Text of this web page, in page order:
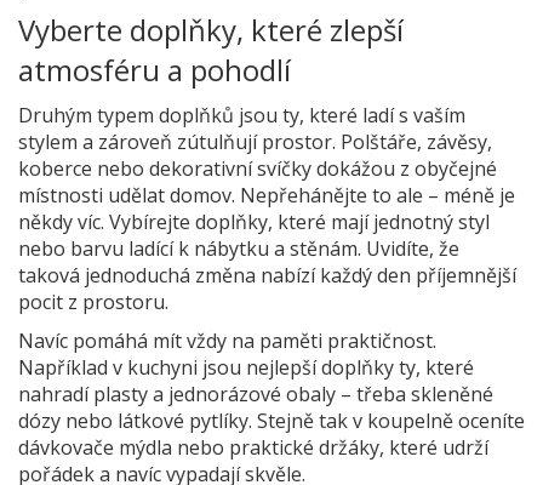
Vyberte doplňky, které zlepší
atmosféru a pohodlí
Druhým typem doplňků jsou ty, které ladí s vaším
stylem a zároveň zútulňují prostor. Polštáře, závěsy,
koberce nebo dekorativní svíčky dokážou z obyčejné
místnosti udělat domov. Nepřehánějte to ale – méně je
někdy víc. Vybírejte doplňky, které mají jednotný styl
nebo barvu ladící k nábytku a stěnám. Uvidíte, že
taková jednoduchá změna nabízí každý den příjemnější
pocit z prostoru.
Navíc pomáhá mít vždy na paměti praktičnost.
Například v kuchyni jsou nejlepší doplňky ty, které
nahradí plasty a jednorázové obaly – třeba skleněné
dózy nebo látkové pytlíky. Stejně tak v koupelně oceníte
dávkovače mýdla nebo praktické držáky, které udrží
pořádek a navíc vypadají skvěle.